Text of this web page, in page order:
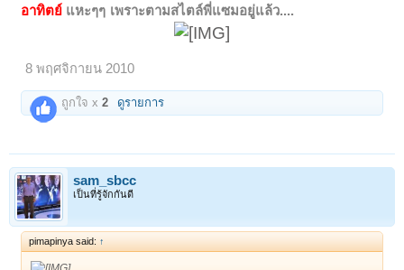
อาทิตย์ แหะๆๆ เพราะตามสไตล์พี่แซมอยู่แล้ว....
8 พฤศจิกายน 2010
ถูกใจ x2 ดูรายการ
sam_sbcc
เป็นที่รู้จักกันดี
pimapinya said: ↑